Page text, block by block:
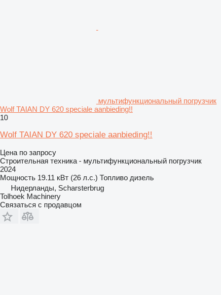
мультифункциональный погрузчик
Wolf TAIAN DY 620 speciale aanbieding!!
10
Wolf TAIAN DY 620 speciale aanbieding!!
Цена по запросу
Строительная техника - мультифункциональный погрузчик
2024
Мощность 19.11 кВт (26 л.с.) Топливо дизель
Нидерланды, Scharsterbrug
Tolhoek Machinery
Связаться с продавцом